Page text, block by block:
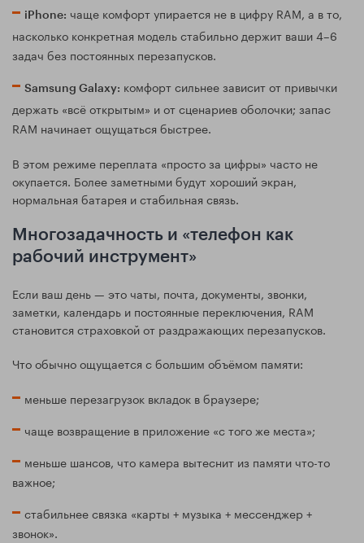
iPhone: чаще комфорт упирается не в цифру RAM, а в то,
насколько конкретная модель стабильно держит ваши 4–6
задач без постоянных перезапусков.
Samsung Galaxy: комфорт сильнее зависит от привычки
держать «всё открытым» и от сценариев оболочки; запас
RAM начинает ощущаться быстрее.
В этом режиме переплата «просто за цифры» часто не
окупается. Более заметными будут хороший экран,
нормальная батарея и стабильная связь.
Многозадачность и «телефон как
рабочий инструмент»
Если ваш день — это чаты, почта, документы, звонки,
заметки, календарь и постоянные переключения, RAM
становится страховкой от раздражающих перезапусков.
Что обычно ощущается с большим объёмом памяти:
меньше перезагрузок вкладок в браузере;
чаще возвращение в приложение «с того же места»;
меньше шансов, что камера вытеснит из памяти что-то
важное;
стабильнее связка «карты + музыка + мессенджер +
звонок».